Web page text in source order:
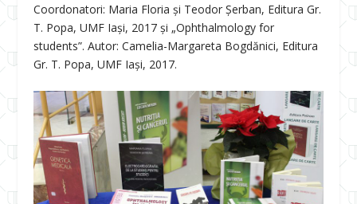
Coordonatori: Maria Floria și Teodor Șerban, Editura Gr.
T. Popa, UMF Iași, 2017 și „Ophthalmology for
students”. Autor: Camelia-Margareta Bogdănici, Editura
Gr. T. Popa, UMF Iași, 2017.